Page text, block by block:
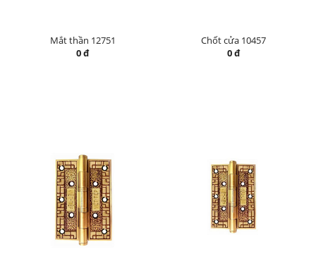
Mắt thần 12751
0 đ
Chốt cửa 10457
0 đ